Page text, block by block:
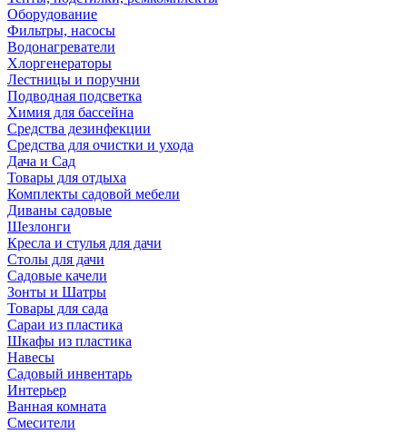
Оборудование
Фильтры, насосы
Водонагреватели
Хлоргенераторы
Лестницы и поручни
Подводная подсветка
Химия для бассейна
Средства дезинфекции
Средства для очистки и ухода
Дача и Сад
Товары для отдыха
Комплекты садовой мебели
Диваны садовые
Шезлонги
Кресла и стулья для дачи
Столы для дачи
Садовые качели
Зонты и Шатры
Товары для сада
Сараи из пластика
Шкафы из пластика
Навесы
Садовый инвентарь
Интерьер
Ванная комната
Смесители